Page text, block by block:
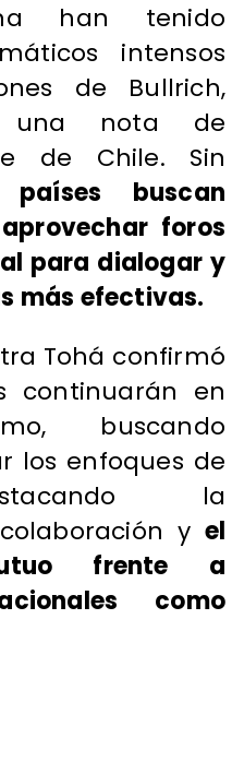
han tenido
intensos
de Bullrich,
una nota de
de Chile. Sin
países buscan
foros
para dialogar y
más efectivas.
Tohá confirmó
continuarán en
buscando
los enfoques de
la
y el
frente a
como